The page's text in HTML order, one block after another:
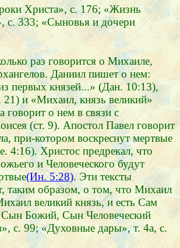
Христа», с. 176; «Жизнь
с. 333; «Сыновья и дочери
раз говорится о Михаиле,
Даниил пишет о нем:
первых князей...» (Дан. 10:13),
21) и «Михаил, князь великий»
о нем в связи с
(ст. 9). Апостол Павел говорит
при-котором воскреснут мертвые
4:16). Христос предрекал, что
и Человеческого будут
(Ин. 5:28). Эти тексты
таким образом, о том, что Михаил
великий князь, и есть Сам
Божий, Сын Человеческий
с. 99; «Духовные дары», т. 4а, с.